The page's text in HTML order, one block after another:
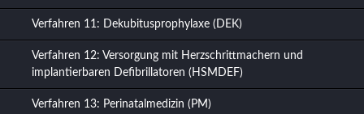
Verfahren 11: Dekubitusprophylaxe (DEK)
Verfahren 12: Versorgung mit Herzschrittmachern und
implantierbaren Defibrillatoren (HSMDEF)
Verfahren 13: Perinatalmedizin (PM)